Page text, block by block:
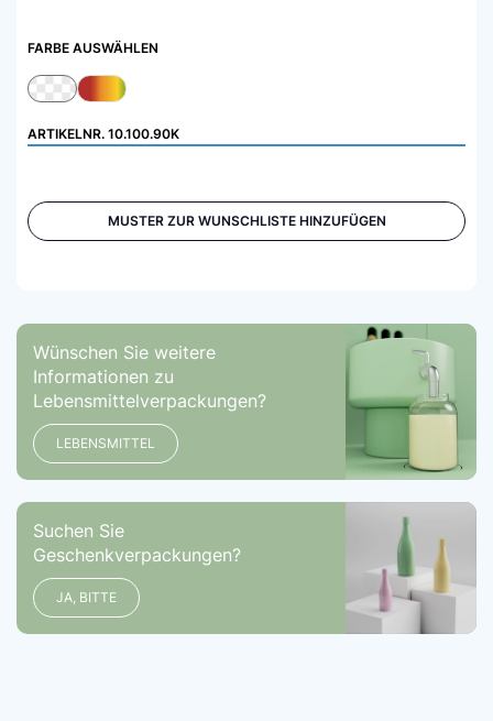
FARBE AUSWÄHLEN
ARTIKELNR. 10.100.90K
MUSTER ZUR WUNSCHLISTE HINZUFÜGEN
Wünschen Sie weitere
Informationen zu
Lebensmittelverpackungen?
LEBENSMITTEL
Suchen Sie
Geschenkverpackungen?
JA, BITTE